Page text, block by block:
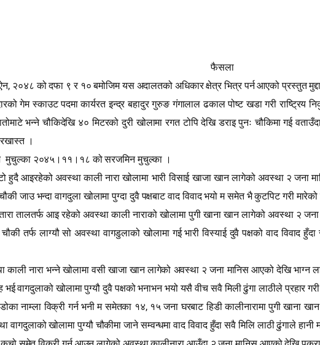
फैसला
, २०४८ को दफा ९ र १० बमोजिम यस अदालतको अधिकार क्षेत्र भित्र पर्न आएको प्रस्तुत
गेम स्काउट पदमा कार्यरत इन्द्र बहादुर गुरुङ गंगालाल ढकाल पोष्ट खडा गरी
भन्ने चौकिदेखि ४० मिटरको दुरी खोलामा रगत टोपि देखि डराइ पुनः चौकिमा गई
।
मुचुल्का २०४५।११।१८ को सरजमिन मुचुल्का ।
हुदै आइरहेको अवस्था काली नारा खोलामा भारी विसाई खाजा खान लागेको अवस्था २
जाउ भन्दा वागदुला खोलामा पुग्दा दुवै पक्षबाट वाद विवाद भयो म समेत भै कुटपिट गरी
तालतर्फ आइ रहेको अवस्था काली नाराको खोलामा पुगी खाना खान लागेको अवस्था २
तर्फ लाग्यौ सो अवस्था वागडुलाको खोलामा गई भारी विस्याई दुवै पक्षको वाद विवाद
काली नारा भन्ने खोलामा वसी खाजा खान लागेको अवस्था २ जना मानिस आएको देखि भाग्न
वागदुलाको खोलामा पुग्यौ दुवै पक्षको भनाभन भयो यसै वीच सवै मिली ढुंगा लाठीले प्रहार
नाम्ला विक्री गर्न भनी म समेतका १४, १५ जना घरबाट हिडी कालीनारामा पुगी खाना
वागदुलाको खोलामा पुग्यौ चौकीमा जाने सम्वन्धमा वाद विवाद हुँदा सवै मिलि लाठी ढुंगाले